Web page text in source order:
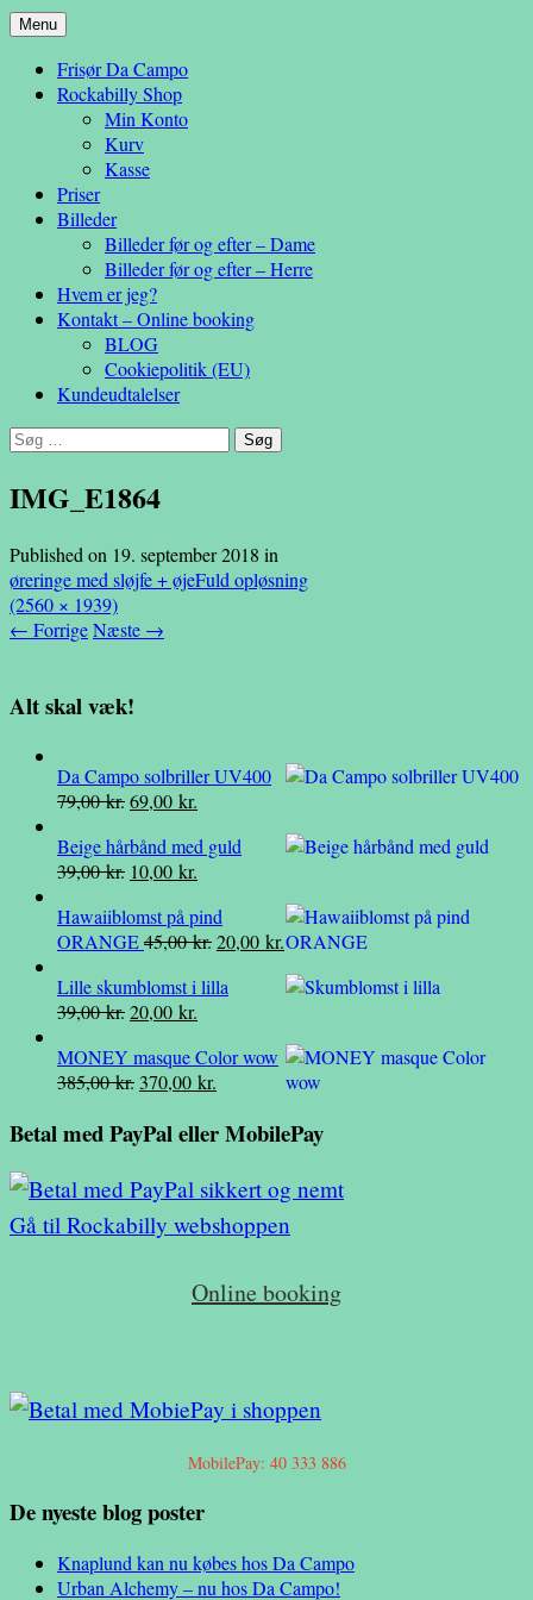
Da Campo
– en anderledes frisøroplevelse
Menu Hop
indhold
Frisør Da Campo
Rockabilly Shop
Min Konto
Kurv
Kasse
Priser
Billeder
Billeder før og efter – Dame
Billeder før og efter – Herre
Hvem er jeg?
Kontakt – Online booking
BLOG
Cookiepolitik (EU)
Kundeudtalelser
Søg
IMG_E1864
Published on 19. september 2018 in
øreringe med sløjfe + øjeFuld opløsning
(2560 × 1939)
← ForrigeNæste →
Alt skal væk!
Da Campo solbriller UV400
79,00kr.Den
pris
var:
69,00 kr.
pris
er:
Beige hårbånd med guld
39,00kr. Den
pris
var:
10,00 kr.
pris
er:
Hawaiiblomst på pind
ORANGE45,00kr.Den
pris
45,00 kr..
20,00 kr.Den
pris
20,00 kr..
Lille skumblomst i lilla
39,00kr.Den
pris
var:
20,00 kr.
pris
er:
MONEY masque Color wow
385,00kr. Den
pris
385,00 kr..
370,00 kr.
pris
370,00 kr..
Betal med PayPal eller MobilePay
Gå til Rockabilly webshoppen
Online booking
MobilePay: 40 333 886
De nyeste blog poster
Knaplund kan nu købes hos Da Campo
Urban Alchemy – nu hos Da Campo!